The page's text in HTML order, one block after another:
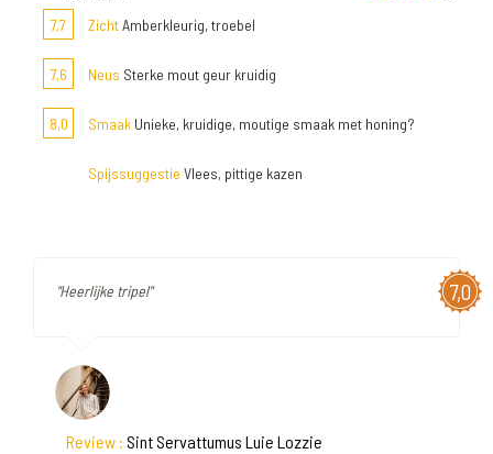
7,7
ZichtAmberkleurig, troebel
7,6 Neus Sterke mout geur kruidig
8,0 Smaak Unieke, kruidige, moutige smaak met honing?
Spijssuggestie Vlees, pittige kazen
7,0
"Heerlijke tripel"
Review : Sint Servattumus Luie Lozzie